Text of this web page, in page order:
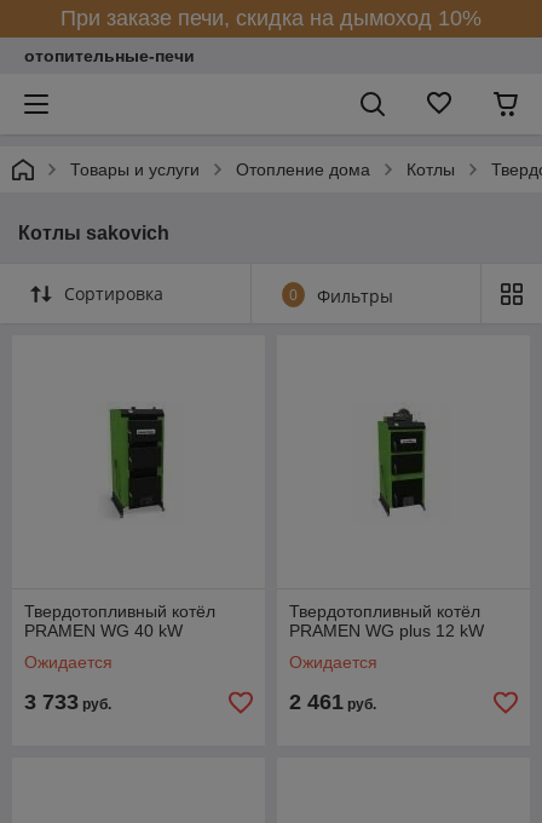
При заказе печи, скидка на дымоход 10%
отопительные-печи
Товары и услуги Отопление дома Котлы
Котлы sakovich
Сортировка 0 Фильтры
Твердотопливный котёл
PRAMEN WG 40 kW
Ожидается
3 733 руб.
Твердотопливный котёл
PRAMEN WG plus 12 kW
Ожидается
2 461 руб.